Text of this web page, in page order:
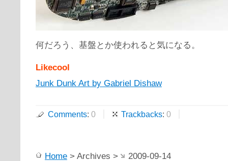
何だろう、基盤とか使われると気になる。
Likecool
Junk Dunk Art by Gabriel Dishaw
Comments: 0 Trackbacks: 0
Home > Archives > 2009-09-14